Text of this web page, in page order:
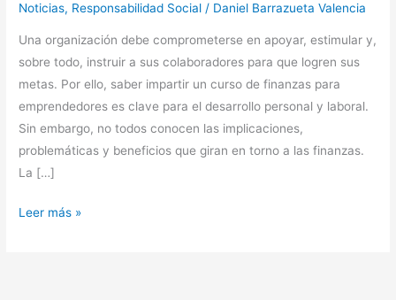
Noticias, Responsabilidad Social / Daniel Barrazueta Valencia
Una organización debe comprometerse en apoyar, estimular y,
sobre todo, instruir a sus colaboradores para que logren sus
metas. Por ello, saber impartir un curso de finanzas para
emprendedores es clave para el desarrollo personal y laboral.
Sin embargo, no todos conocen las implicaciones,
problemáticas y beneficios que giran en torno a las finanzas.
La […]
Leer más »